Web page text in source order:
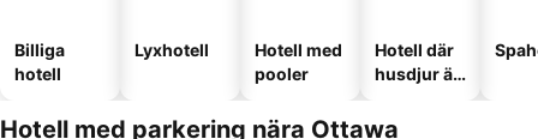
Billiga
hotell
Lyxhotell
Hotell med
pooler
Hotell där
husdjur är
Hotell med parkering nära Ottawa